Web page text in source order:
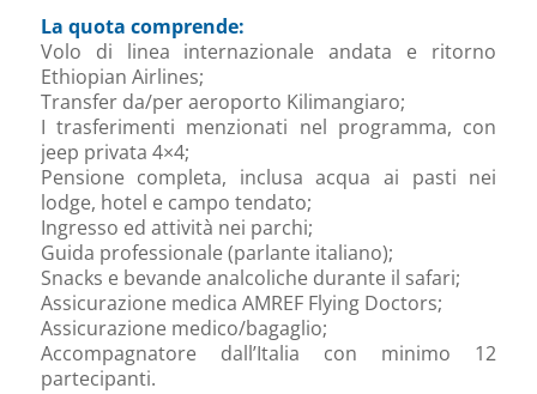
La quota comprende:
Volo di linea internazionale andata e ritorno
Ethiopian Airlines;
Transfer da/per aeroporto Kilimangiaro;
I trasferimenti menzionati nel programma, con
jeep privata 4×4;
Pensione completa, inclusa acqua ai pasti nei
lodge, hotel e campo tendato;
Ingresso ed attività nei parchi;
Guida professionale (parlante italiano);
Snacks e bevande analcoliche durante il safari;
Assicurazione medica AMREF Flying Doctors;
Assicurazione medico/bagaglio;
Accompagnatore dall’Italia con minimo 12
partecipanti.